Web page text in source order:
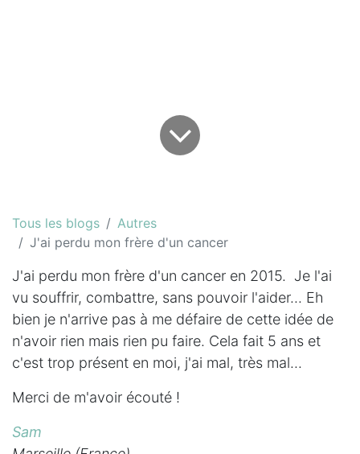
Tous les blogs
Autres
J'ai perdu mon frère d'un cancer
J'ai perdu mon frère d'un cancer en 2015. Je l'ai
vu souffrir, combattre, sans pouvoir l'aider... Eh
bien je n'arrive pas à me défaire de cette idée de
n'avoir rien mais rien pu faire. Cela fait 5 ans et
c'est trop présent en moi, j'ai mal, très mal...
Merci de m'avoir écouté !
Sam